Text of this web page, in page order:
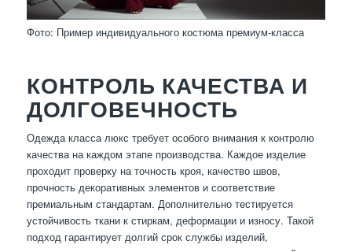
Фото: Пример индивидуального костюма премиум-класса
КОНТРОЛЬ КАЧЕСТВА И
ДОЛГОВЕЧНОСТЬ
Одежда класса люкс требует особого внимания к контролю
качества на каждом этапе производства. Каждое изделие
проходит проверку на точность кроя, качество швов,
прочность декоративных элементов и соответствие
премиальным стандартам. Дополнительно тестируется
устойчивость ткани к стиркам, деформации и износу. Такой
подход гарантирует долгий срок службы изделий,